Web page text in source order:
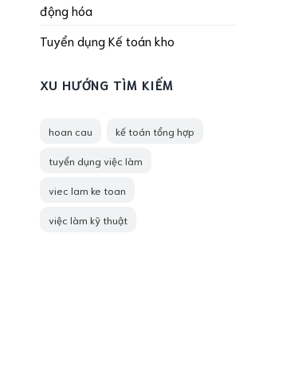
động hóa
Tuyển dụng Kế toán kho
XU HƯỚNG TÌM KIẾM
hoan cau kế toán tổng hợp
tuyển dụng việc làm
viec lam ke toan
việc làm kỹ thuật